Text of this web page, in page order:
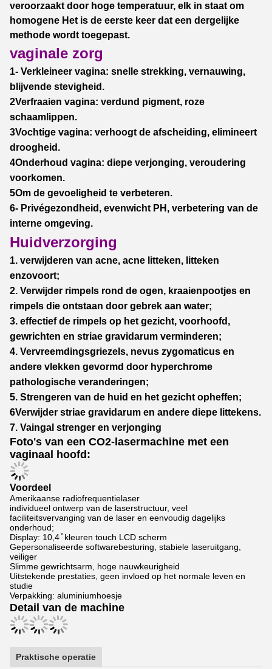
veroorzaakt door hoge temperatuur, elk in staat om
homogene Het is de eerste keer dat een dergelijke
methode wordt toegepast.
vaginale zorg
1- Verkleineer vagina: snelle strekking, vernauwing,
blijvende stevigheid.
2Verfraaien vagina: verdund pigment, roze
schaamlippen.
3Vochtige vagina: verhoogt de afscheiding, elimineert
droogheid.
4Onderhoud vagina: diepe verjonging, veroudering
voorkomen.
5Om de gevoeligheid te verbeteren.
6- Privégezondheid, evenwicht PH, verbetering van de
interne omgeving.
Huidverzorging
1. verwijderen van acne, acne litteken, litteken
enzovoort;
2. Verwijder rimpels rond de ogen, kraaienpootjes en
rimpels die ontstaan door gebrek aan water;
3. effectief de rimpels op het gezicht, voorhoofd,
gewrichten en striae gravidarum verminderen;
4. Vervreemdingsgriezels, nevus zygomaticus en
andere vlekken gevormd door hyperchrome
pathologische veranderingen;
5. Strengeren van de huid en het gezicht opheffen;
6Verwijder striae gravidarum en andere diepe littekens.
7. Vaingal strenger en verjonging
Foto's van een CO2-lasermachine met een
vaginaal hoofd:
Voordeel
Amerikaanse radiofrequentielaser
individueel ontwerp van de laserstructuur, veel
faciliteitsvervanging van de laser en eenvoudig dagelijks
onderhoud;
Display: 10,4 ̊ kleuren touch LCD scherm
Gepersonaliseerde softwarebesturing, stabiele laseruitgang,
veiliger
Slimme gewrichtsarm, hoge nauwkeurigheid
Uitstekende prestaties, geen invloed op het normale leven en
studie
Verpakking: aluminiumhoesje
Detail van de machine
Praktische operatie